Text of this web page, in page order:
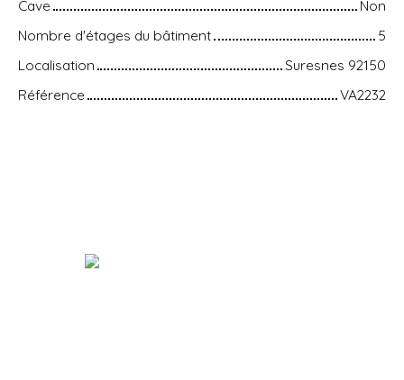
Cave
Non
Nombre d'étages du bâtiment
5
Localisation
Suresnes 92150
Référence
VA2232